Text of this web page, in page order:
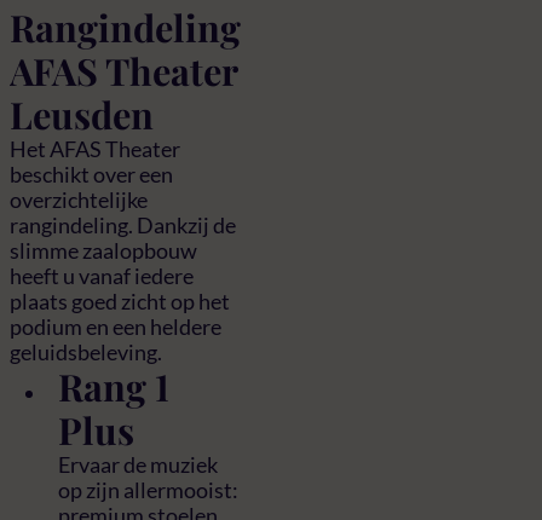
Rangindeling
AFAS Theater
Leusden
Het AFAS Theater
beschikt over een
overzichtelijke
rangindeling. Dankzij de
slimme zaalopbouw
heeft u vanaf iedere
plaats goed zicht op het
podium en een heldere
geluidsbeleving.
Rang 1
Plus
Ervaar de muziek
op zijn allermooist: